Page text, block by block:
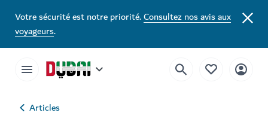
Votre sécurité est notre priorité.Consultez nos avis aux
voyageurs.
Articles